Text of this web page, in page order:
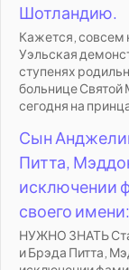
Шотландию.
Кажется, совсем
Уэльская
ступенях
больнице Святой
сегодня на
Сын
Питта,
исключении
своего
НУЖНО ЗНАТЬ
и Брэда Питта,